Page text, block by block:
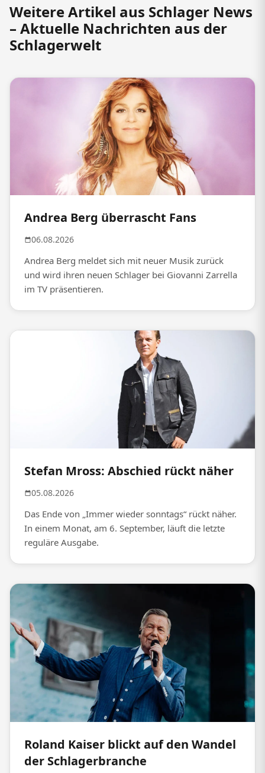
Weitere Artikel aus Schlager News
– Aktuelle Nachrichten aus der
Schlagerwelt
Andrea Berg überrascht Fans
06.08.2026
Andrea Berg meldet sich mit neuer Musik zurück
und wird ihren neuen Schlager bei Giovanni Zarrella
im TV präsentieren.
Stefan Mross: Abschied rückt näher
05.08.2026
Das Ende von „Immer wieder sonntags“ rückt näher.
In einem Monat, am 6. September, läuft die letzte
reguläre Ausgabe.
Roland Kaiser blickt auf den Wandel
der Schlagerbranche